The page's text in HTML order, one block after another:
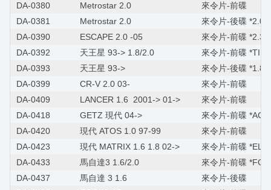
DA-0380
Metrostar 2.0
來令片-前碟
DA-0381
Metrostar 2.0
來令片-後碟 *2.0/
DA-0390
ESCAPE 2.0 -05
來令片-前碟 *2.3/
DA-0392
天王星 93-> 1.8/2.0
來令片-前碟
DA-0393
天王星 93->
來令片-後碟 *1.8/
DA-0399
CR-V 2.0 03-
來令片-前碟
DA-0409
LANCER 1.6 2001-> 01->
來令片-前碟
DA-0418
GETZ 現代 04->
來令片-前碟
DA-0420
現代 ATOS 1.0 97-99
來令片-前碟
DA-0423
現代 MATRIX 1.6 1.8 02->
來令片-前碟
DA-0433
馬自達3 1.6/2.0
來令片-前碟
DA-0437
馬自達 3 1.6
來令片-後碟